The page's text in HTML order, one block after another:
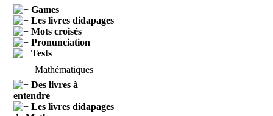
Games
Les livres didapages
Mots croisés
Pronunciation
Tests
Mathématiques
Des livres à
entendre
Les livres didapages